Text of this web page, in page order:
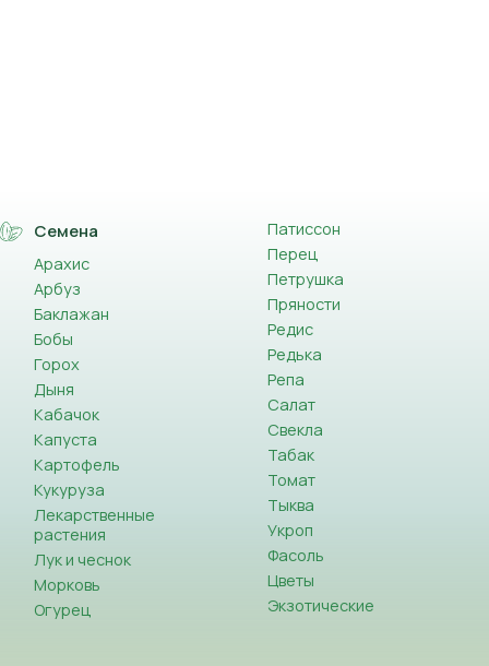
Семена
Арахис
Арбуз
Баклажан
Бобы
Горох
Дыня
Кабачок
Капуста
Картофель
Кукуруза
Лекарственные
растения
Лук и чеснок
Морковь
Огурец
Патиссон
Перец
Петрушка
Пряности
Редис
Редька
Репа
Салат
Свекла
Табак
Томат
Тыква
Укроп
Фасоль
Цветы
Экзотические